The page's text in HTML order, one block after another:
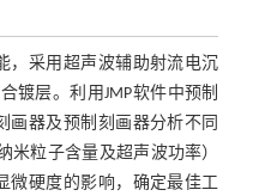
，采用超声波辅助射流电沉
镀层。利用JMP软件中预制
画器及预制刻画器分析不同
米粒子含量及超声波功率）
微硬度的影响，确定最佳工